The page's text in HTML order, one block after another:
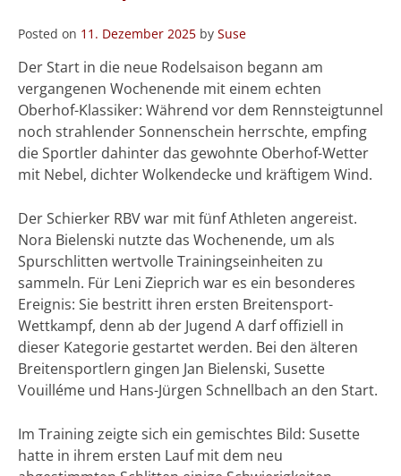
Posted on 11. Dezember 2025 by Suse
Der Start in die neue Rodelsaison begann am
vergangenen Wochenende mit einem echten
Oberhof-Klassiker: Während vor dem Rennsteigtunnel
noch strahlender Sonnenschein herrschte, empfing
die Sportler dahinter das gewohnte Oberhof-Wetter
mit Nebel, dichter Wolkendecke und kräftigem Wind.
Der Schierker RBV war mit fünf Athleten angereist.
Nora Bielenski nutzte das Wochenende, um als
Spurschlitten wertvolle Trainingseinheiten zu
sammeln. Für Leni Zieprich war es ein besonderes
Ereignis: Sie bestritt ihren ersten Breitensport-
Wettkampf, denn ab der Jugend A darf offiziell in
dieser Kategorie gestartet werden. Bei den älteren
Breitensportlern gingen Jan Bielenski, Susette
Vouilléme und Hans-Jürgen Schnellbach an den Start.
Im Training zeigte sich ein gemischtes Bild: Susette
hatte in ihrem ersten Lauf mit dem neu